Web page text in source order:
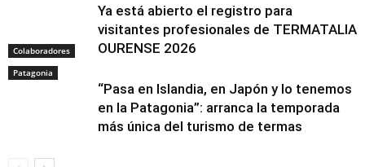
Colaboradores
Ya está abierto el registro para
visitantes profesionales de TERMATALIA
OURENSE 2026
Patagonia
“Pasa en Islandia, en Japón y lo tenemos
en la Patagonia”: arranca la temporada
más única del turismo de termas